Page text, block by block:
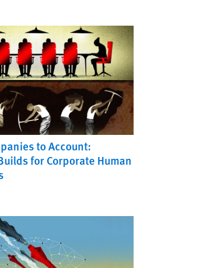
to Account:
for Corporate Human